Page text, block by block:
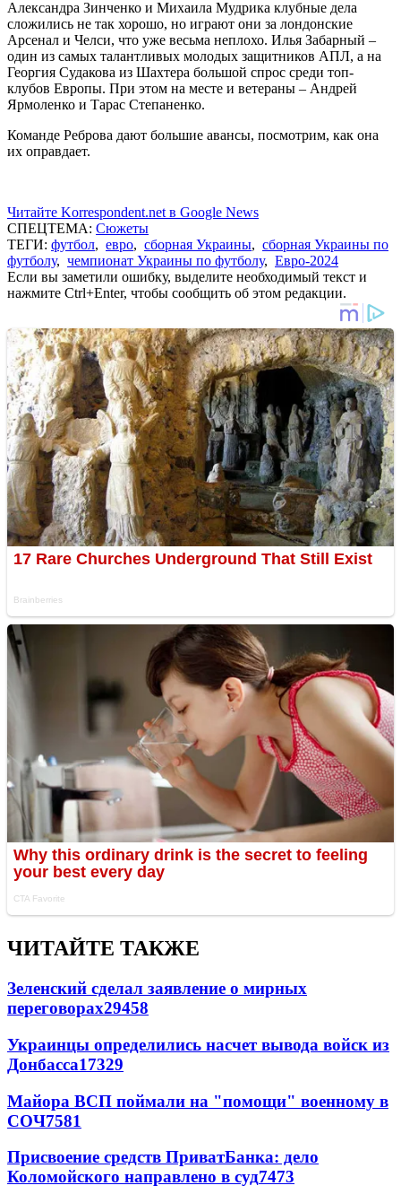
Александра Зинченко и Михаила Мудрика клубные дела
сложились не так хорошо, но играют они за лондонские
Арсенал и Челси, что уже весьма неплохо. Илья Забарный –
один из самых талантливых молодых защитников АПЛ, а на
Георгия Судакова из Шахтера большой спрос среди топ-
клубов Европы. При этом на месте и ветераны – Андрей
Ярмоленко и Тарас Степаненко.
Команде Реброва дают большие авансы, посмотрим, как она
их оправдает.
Читайте Korrespondent.net в Google News
СПЕЦТЕМА: Сюжеты
ТЕГИ: футбол, евро, сборная Украины, сборная Украины по
футболу, чемпионат Украины по футболу, Евро-2024
Если вы заметили ошибку, выделите необходимый текст и
нажмите Ctrl+Enter, чтобы сообщить об этом редакции.
ЧИТАЙТЕ ТАКЖЕ
Зеленский сделал заявление о мирных
переговорах29458
Украинцы определились насчет вывода войск из
Донбасса17329
Майора ВСП поймали на "помощи" военному в
СОЧ7581
Присвоение средств ПриватБанка: дело
Коломойского направлено в суд7473